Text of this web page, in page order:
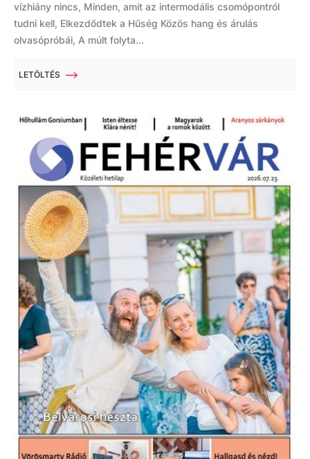
vízhiány nincs, Minden, amit az intermodális csomópontról
tudni kell, Elkezdődtek a Hűség Közös hang és árulás
olvasópróbái, A múlt folyta...
LETÖLTÉS